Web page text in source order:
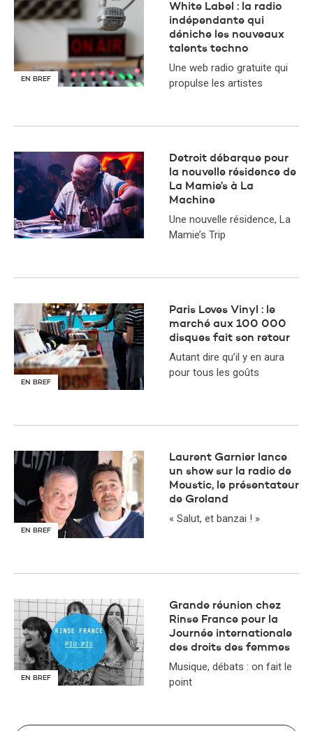
EN BREF
White Label : la radio
indépendante qui
déniche les nouveaux
talents techno
Une web radio gratuite qui
propulse les artistes
Detroit débarque pour
la nouvelle résidence de
La Mamie’s à La
Machine
Une nouvelle résidence, La
Mamie’s Trip
EN BREF
Paris Loves Vinyl : le
marché aux 100 000
disques fait son retour
Autant dire qu’il y en aura
pour tous les goûts
EN BREF
​Laurent Garnier lance
un show sur la radio de
Moustic, le présentateur
de Groland
« Salut, et banzai ! »
EN BREF
Grande réunion chez
Rinse France pour la
Journée internationale
des droits des femmes
Musique, débats : on fait le
point